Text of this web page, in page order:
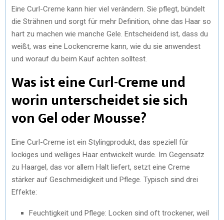
Eine Curl-Creme kann hier viel verändern. Sie pflegt, bündelt
die Strähnen und sorgt für mehr Definition, ohne das Haar so
hart zu machen wie manche Gele. Entscheidend ist, dass du
weißt, was eine Lockencreme kann, wie du sie anwendest
und worauf du beim Kauf achten solltest.
Was ist eine Curl-Creme und
worin unterscheidet sie sich
von Gel oder Mousse?
Eine Curl-Creme ist ein Stylingprodukt, das speziell für
lockiges und welliges Haar entwickelt wurde. Im Gegensatz
zu Haargel, das vor allem Halt liefert, setzt eine Creme
stärker auf Geschmeidigkeit und Pflege. Typisch sind drei
Effekte:
Feuchtigkeit und Pflege: Locken sind oft trockener, weil